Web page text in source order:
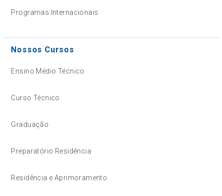
Programas Internacionais
Nossos Cursos
Ensino Médio Técnico
Curso Técnico
Graduação
Preparatório Residência
Residência e Aprimoramento